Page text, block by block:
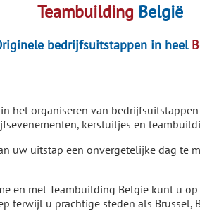
Teambuilding België
bedrijfsuitstappen in heel
organiseren van
kerstuitjes en
uw uitstap een onvergetelijke dag te
en met Teambuilding België kunt u
u prachtige steden als Brussel,